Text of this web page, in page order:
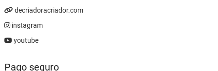
decriadoracriador.com
instagram
youtube
Pago seguro